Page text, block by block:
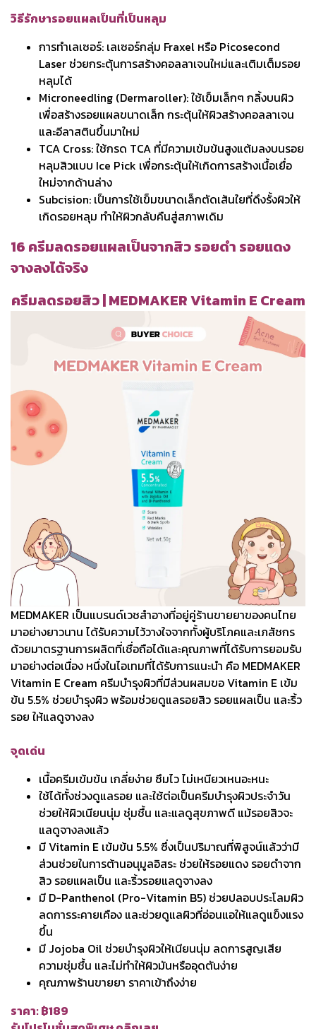
วิธีรักษารอยแผลเป็นที่เป็นหลุม
การทำเลเซอร์: เลเซอร์กลุ่ม Fraxel หรือ Picosecond
Laser ช่วยกระตุ้นการสร้างคอลลาเจนใหม่และเติมเต็มรอย
หลุมได้
Microneedling (Dermaroller): ใช้เข็มเล็กๆ กลิ้งบนผิว
เพื่อสร้างรอยแผลขนาดเล็ก กระตุ้นให้ผิวสร้างคอลลาเจน
และอีลาสตินขึ้นมาใหม่
TCA Cross: ใช้กรด TCA ที่มีความเข้มข้นสูงแต้มลงบนรอย
หลุมสิวแบบ Ice Pick เพื่อกระตุ้นให้เกิดการสร้างเนื้อเยื่อ
ใหม่จากด้านล่าง
Subcision: เป็นการใช้เข็มขนาดเล็กตัดเส้นใยที่ดึงรั้งผิวให้
เกิดรอยหลุม ทำให้ผิวกลับคืนสู่สภาพเดิม
16 ครีมลดรอยแผลเป็นจากสิว รอยดำ รอยแดง
จางลงได้จริง
ครีมลดรอยสิว | MEDMAKER Vitamin E Cream
MEDMAKER เป็นแบรนด์เวชสำอางที่อยู่คู่ร้านขายยาของคนไทย
มาอย่างยาวนาน ได้รับความไว้วางใจจากทั้งผู้บริโภคและเภสัชกร
ด้วยมาตรฐานการผลิตที่เชื่อถือได้และคุณภาพที่ได้รับการยอมรับ
มาอย่างต่อเนื่อง หนึ่งในไอเทมที่ได้รับการแนะนำ คือ MEDMAKER
Vitamin E Cream ครีมบำรุงผิวที่มีส่วนผสมขอ Vitamin E เข้ม
ข้น 5.5% ช่วยบำรุงผิว พร้อมช่วยดูแลรอยสิว รอยแผลเป็น และริ้ว
รอย ให้แลดูจางลง
จุดเด่น
เนื้อครีมเข้มข้น เกลี่ยง่าย ซึมไว ไม่เหนียวเหนอะหนะ
ใช้ได้ทั้งช่วงดูแลรอย และใช้ต่อเป็นครีมบำรุงผิวประจำวัน
ช่วยให้ผิวเนียนนุ่ม ชุ่มชื้น และแลดูสุขภาพดี แม้รอยสิวจะ
แลดูจางลงแล้ว
มี Vitamin E เข้มข้น 5.5% ซึ่งเป็นปริมาณที่พิสูจน์แล้วว่ามี
ส่วนช่วยในการต้านอนุมูลอิสระ ช่วยให้รอยแดง รอยดำจาก
สิว รอยแผลเป็น และริ้วรอยแลดูจางลง
มี D-Panthenol (Pro-Vitamin B5) ช่วยปลอบประโลมผิว
ลดการระคายเคือง และช่วยดูแลผิวที่อ่อนแอให้แลดูแข็งแรง
ขึ้น
มี Jojoba Oil ช่วยบำรุงผิวให้เนียนนุ่ม ลดการสูญเสีย
ความชุ่มชื้น และไม่ทำให้ผิวมันหรืออุดตันง่าย
คุณภาพร้านขายยา ราคาเข้าถึงง่าย
ราคา: ฿189